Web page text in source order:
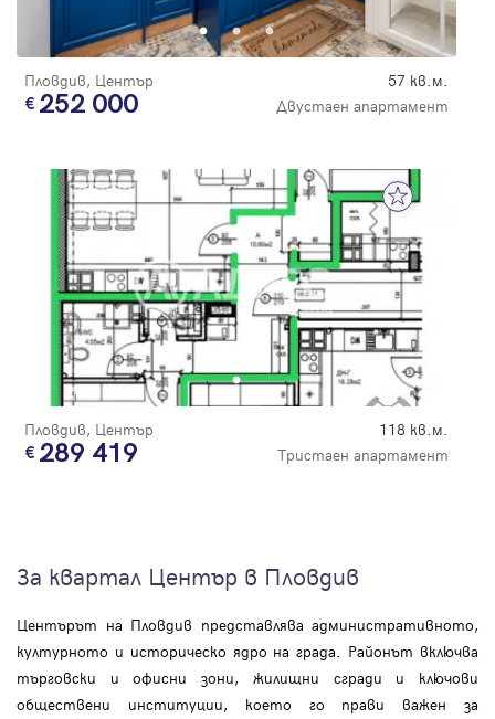
Пловдив, Център 57 кв.м.
252 000 Двустаен апартамент
Пловдив, Център 118 кв.м.
289 419 Тристаен апартамент
За квартал Център в Пловдив
Центърът на Пловдив представлява административното,
културното и историческо ядро на града. Районът включва
търговски и офисни зони, жилищни сгради и ключови
обществени институции, което го прави важен за